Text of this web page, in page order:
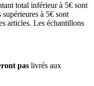
total inférieur à 5€ sont
à 5€ sont
articles. Les échantillons
pas livrés aux